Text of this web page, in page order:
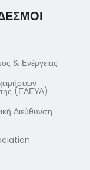
& Ενέργειας
(ΕΔΕΥΑ)
Διεύθυνση